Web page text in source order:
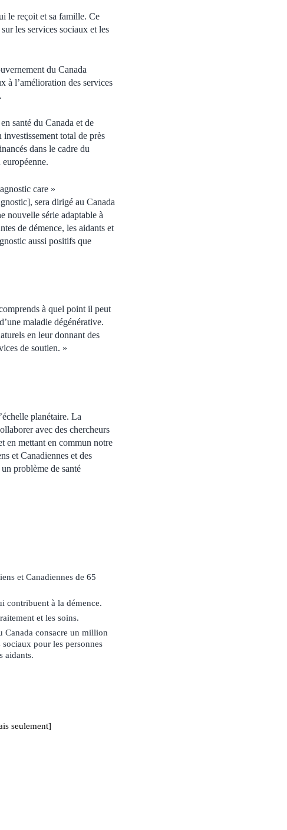
le reçoit et sa famille. Ce
les services sociaux et les
du Canada
à l’amélioration des services
santé du Canada et de
total de près
dans le cadre du
care »
sera dirigé au Canada
nouvelle série adaptable à
de démence, les aidants et
aussi positifs que
à quel point il peut
maladie dégénérative.
en leur donnant des
de soutien. »
planétaire. La
avec des chercheurs
en mettant en commun notre
et Canadiennes et des
problème de santé
et Canadiennes de 65
contribuent à la démence.
et les soins.
Canada consacre un million
pour les personnes
aidants.
seulement]